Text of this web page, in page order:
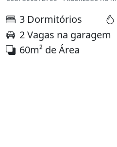
3 Dormitórios
2 Vagas na garagem
60m² de Área